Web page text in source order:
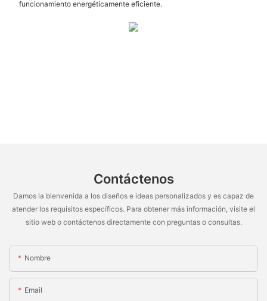
funcionamiento energéticamente eficiente.
Contáctenos
Damos la bienvenida a los diseños e ideas personalizados y es capaz de
atender los requisitos específicos. Para obtener más información, visite el
sitio web o contáctenos directamente con preguntas o consultas.
Nombre
Email